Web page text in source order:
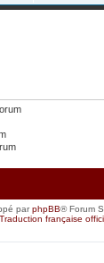
parphpBB® Forum
Traduction française